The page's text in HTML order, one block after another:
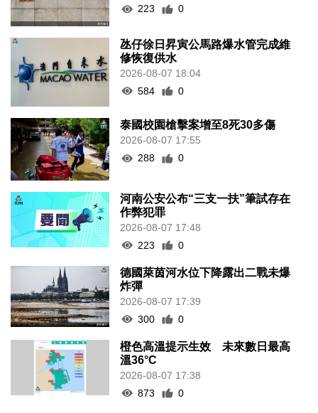
223
0
氹仔徐日昇寅公馬路爆水管完成維
修恢復供水
2026-08-07 18:04
584
0
泰國校園槍擊案增至8死30多傷
2026-08-07 17:55
288
0
河南公安公布“三支一扶”筆試存在
作弊犯罪
2026-08-07 17:48
223
0
德國萊茵河水位下降露出二戰未爆
炸彈
2026-08-07 17:39
300
0
橙色高溫提示生效 未來數日最高
溫36°C
2026-08-07 17:38
873
0